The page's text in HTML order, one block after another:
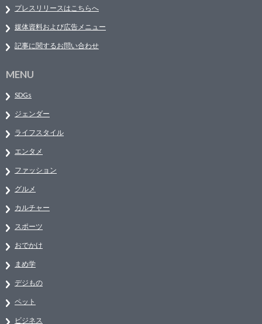
プレスリリースはこちらへ
媒体資料および広告メニュー
記事に関するお問い合わせ
MENU
SDGs
ジェンダー
ライフスタイル
エンタメ
ファッション
グルメ
カルチャー
スポーツ
おでかけ
まめ学
デジもの
ペット
ビジネス